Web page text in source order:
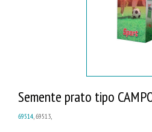
Semente prato tipo
69514 , 69513,